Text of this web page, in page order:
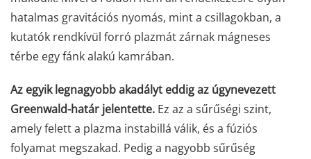
hatalmas gravitációs nyomás, mint a csillagokban, a
kutatók rendkívül forró plazmát zárnak mágneses
térbe egy fánk alakú kamrában.
Az egyik legnagyobb akadályt eddig az úgynevezett
Greenwald-határ jelentette. Ez az a sűrűségi szint,
amely felett a plazma instabillá válik, és a fúziós
folyamat megszakad. Pedig a nagyobb sűrűség